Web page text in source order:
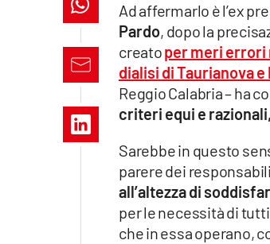
Vai
Ad affermarlo è l’ex
Pardo, dopo la
creatoper meri errori
dialisi di Taurianova e
Reggio Calabria – ha
criteri equi e
Sarebbe in questo
parere dei
all’altezza di
per le necessità di
che in essa operano,